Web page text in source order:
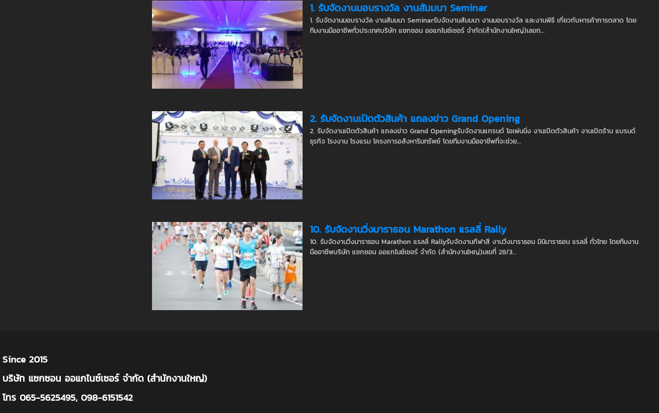
1. รับจัดงานมอบรางวัล งานสัมมนา Seminar
1. รับจัดงานมอบรางวัล งานสัมมนา Seminarรับจัดงานสัมมนา งานมอบรางวัล และงานพิธี เกี่ยวกับหารค้าการตลาด โดย
ทีมงานมืออาชีพทั่วประเทศบริษัท แซกซอน ออแกไนซ์เซอร์ จำกัด(สำนักงานใหญ่)เลขท...
2. รับจัดงานเปิดตัวสินค้า แถลงข่าว Grand Opening
2. รับจัดงานเปิดตัวสินค้า แถลงข่าว Grand Openingรับจัดงานแกรนด์ โอเพ่นนิ่ง งานเปิดตัวสินค้า งานเปิดร้าน แบรนด์
ธุรกิจ โรงงาน โรงแรม โครงการอสังหาริมทรัพย์ โดยทีมงานมืออาชีพที่จะช่วย...
10. รับจัดงานวิ่งมาราธอน Marathon แรลลี่ Rally
10. รับจัดงานวิ่งมาราธอน Marathon แรลลี่ Rallyรับจัดงานกีฬาสี งานวิ่งมาราธอน มินิมาราธอน แรลลี่ ทั่วไทย โดยทีมงาน
มืออาชีพบริษัท แซกซอน ออแกไนซ์เซอร์ จำกัด (สำนักงานใหญ่)เลขที่ 28/3...
Since 2015
บริษัท แซกซอน ออแกไนซ์เซอร์ จำกัด (สำนักงานใหญ่)
โทร 065-5625495, 098-6151542